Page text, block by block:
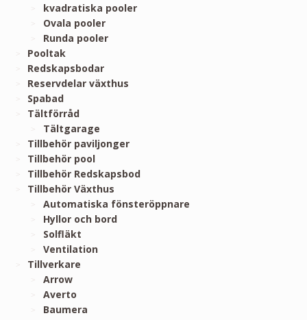
kvadratiska pooler
Ovala pooler
Runda pooler
Pooltak
Redskapsbodar
Reservdelar växthus
Spabad
Tältförråd
Tältgarage
Tillbehör paviljonger
Tillbehör pool
Tillbehör Redskapsbod
Tillbehör Växthus
Automatiska fönsteröppnare
Hyllor och bord
Solfläkt
Ventilation
Tillverkare
Arrow
Averto
Baumera